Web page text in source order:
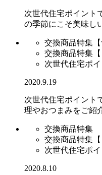
次世代住宅ポイント
の季節にこそ美味し
交換商品特集【
交換商品特集【
次世代住宅ポ
2020.9.19
次世代住宅ポイント
理やおつまみをご紹
交換商品特集
交換商品特集【
次世代住宅ポ
2020.8.10